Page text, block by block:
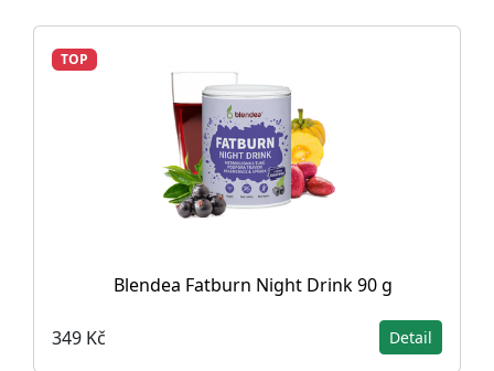
TOP
Blendea Fatburn Night Drink 90 g
349 Kč Detail